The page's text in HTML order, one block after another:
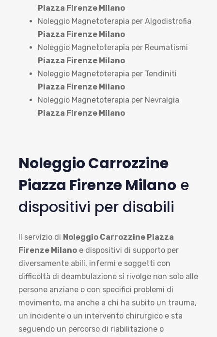
Piazza Firenze Milano
Noleggio Magnetoterapia per Algodistrofia
Piazza Firenze Milano
Noleggio Magnetoterapia per Reumatismi
Piazza Firenze Milano
Noleggio Magnetoterapia per Tendiniti
Piazza Firenze Milano
Noleggio Magnetoterapia per Nevralgia
Piazza Firenze Milano
Noleggio Carrozzine
Piazza Firenze Milano e
dispositivi per disabili
Il servizio di Noleggio Carrozzine Piazza
Firenze Milano e dispositivi di supporto per
diversamente abili, infermi e soggetti con
difficoltà di deambulazione si rivolge non solo alle
persone anziane o con specifici problemi di
movimento, ma anche a chi ha subito un trauma,
un incidente o un intervento chirurgico e sta
seguendo un percorso di riabilitazione o